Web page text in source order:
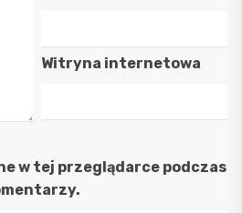
Witryna internetowa
w tej przeglądarce podczas